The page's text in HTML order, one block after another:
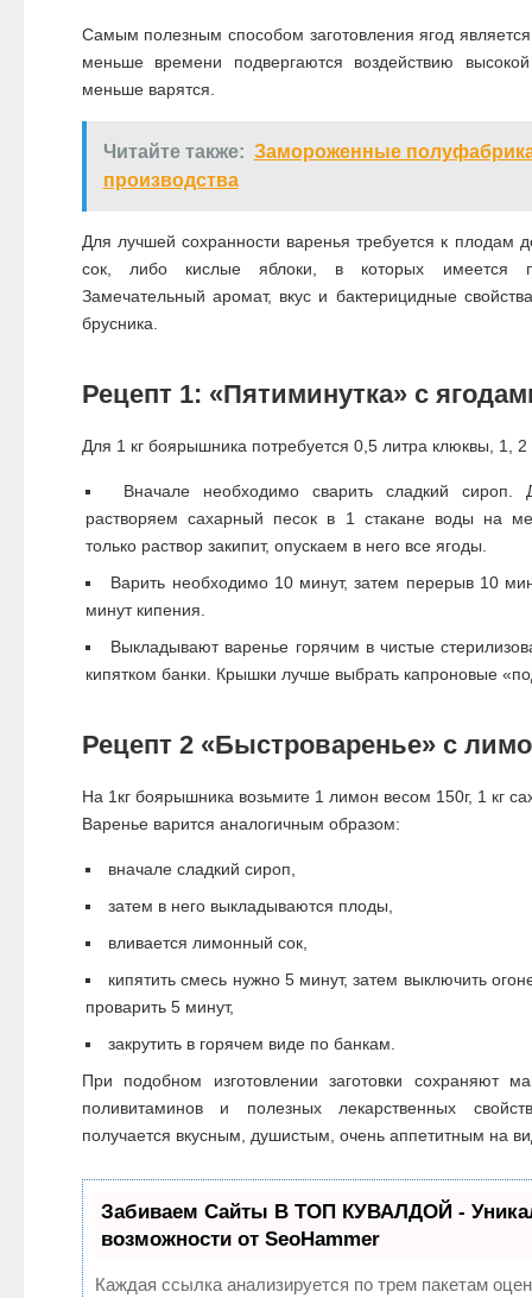
Самым полезным способом заготовления ягод
меньше времени подвергаются воздействию
меньше варятся.
Читайте также: Замороженные
производства
Для лучшей сохранности варенья требуется к плодам
сок, либо кислые яблоки, в которых имеется
Замечательный аромат, вкус и бактерицидные
брусника.
Рецепт 1: «Пятиминутка» с
Для 1 кг боярышника потребуется 0,5 литра клюквы, 1, 2
Вначале необходимо сварить сладкий сироп.
растворяем сахарный песок в 1 стакане воды на
только раствор закипит, опускаем в него все ягоды.
Варить необходимо 10 минут, затем перерыв 10
минут кипения.
Выкладывают варенье горячим в чистые
кипятком банки. Крышки лучше выбрать капроновые
Рецепт 2 «Быстроваренье» с
На 1кг боярышника возьмите 1 лимон весом 150г, 1 кг
Варенье варится аналогичным образом:
вначале сладкий сироп,
затем в него выкладываются плоды,
вливается лимонный сок,
кипятить смесь нужно 5 минут, затем выключить
проварить 5 минут,
закрутить в горячем виде по банкам.
При подобном изготовлении заготовки сохраняют
поливитаминов и полезных лекарственных
получается вкусным, душистым, очень аппетитным на
Забиваем Сайты В ТОП КУВАЛДОЙ -
возможности от SeoHammer
Каждая ссылка анализируется по трем пакетам